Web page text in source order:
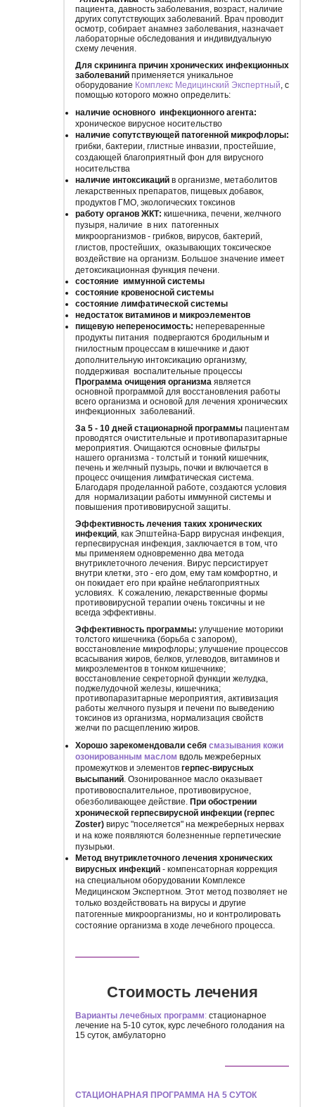
пациента, давность заболевания, возраст, наличие
других сопутствующих заболеваний. Врач проводит
осмотр, собирает анамнез заболевания, назначает
лабораторные обследования и индивидуальную
схему лечения.
Для скрининга причин хронических инфекционных
заболеваний применяется уникальное
оборудование Комплекс Медицинский Экспертный, с
помощью которого можно определить:
наличие основного инфекционного агента:
хроническое вирусное носительство
наличие сопутствующей патогенной микрофлоры:
грибки, бактерии, глистные инвазии, простейшие,
создающей благоприятный фон для вирусного
носительства
наличие интоксикаций в организме, метаболитов
лекарственных препаратов, пищевых добавок,
продуктов ГМО, экологических токсинов
работу органов ЖКТ: кишечника, печени, желчного
пузыря, наличие в них патогенных
микроорганизмов - грибков, вирусов, бактерий,
глистов, простейших, оказывающих токсическое
воздействие на организм. Большое значение имеет
детоксикационная функция печени.
состояние иммунной системы
состояние кровеносной системы
состояние лимфатической системы
недостаток витаминов и микроэлементов
пищевую непереносимость: непереваренные
продукты питания подвергаются бродильным и
гнилостным процессам в кишечнике и дают
дополнительную интоксикацию организму,
поддерживая воспалительные процессы
Программа очищения организма является
основной программой для восстановления работы
всего организма и основой для лечения хронических
инфекционных заболеваний.
За 5 - 10 дней стационарной программы пациентам
проводятся очистительные и противопаразитарные
мероприятия. Очищаются основные фильтры
нашего организма - толстый и тонкий кишечник,
печень и желчный пузырь, почки и включается в
процесс очищения лимфатическая система.
Благодаря проделанной работе, создаются условия
для нормализации работы иммунной системы и
повышения противовирусной защиты.
Эффективность лечения таких хронических
инфекций, как Эпштейна-Барр вирусная инфекция,
герпесвирусная инфекция, заключается в том, что
мы применяем одновременно два метода
внутриклеточного лечения. Вирус персистирует
внутри клетки, это - его дом, ему там комфортно, и
он покидает его при крайне неблагоприятных
условиях. К сожалению, лекарственные формы
противовирусной терапии очень токсичны и не
всегда эффективны.
Эффективность программы: улучшение моторики
толстого кишечника (борьба с запором),
восстановление микрофлоры; улучшение процессов
всасывания жиров, белков, углеводов, витаминов и
микроэлементов в тонком кишечнике;
восстановление секреторной функции желудка,
поджелудочной железы, кишечника;
противопаразитарные мероприятия, активизация
работы желчного пузыря и печени по выведению
токсинов из организма, нормализация свойств
желчи по расщеплению жиров.
Хорошо зарекомендовали себя смазывания кожи
озонированным маслом вдоль межреберных
промежутков и элементов герпес-вирусных
высыпаний. Озонированное масло оказывает
противовоспалительное, противовирусное,
обезболивающее действие. При обострении
хронической герпесвирусной инфекции (герпес
Zoster) вирус "поселяется" на межреберных нервах
и на коже появляются болезненные герпетические
пузырьки.
Метод внутриклеточного лечения хронических
вирусных инфекций - компенсаторная коррекция
на специальном оборудовании Комплексе
Медицинском Экспертном. Этот метод позволяет не
только воздействовать на вирусы и другие
патогенные микроорганизмы, но и контролировать
состояние организма в ходе лечебного процесса.
Стоимость лечения
Варианты лечебных программ: стационарное
лечение на 5-10 суток, курс лечебного голодания на
15 суток, амбулаторно
СТАЦИОНАРНАЯ ПРОГРАММА НА 5 СУТОК